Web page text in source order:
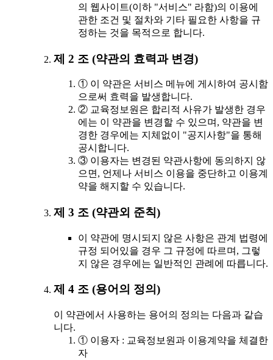
의 웹사이트(이하 "서비스" 라함)의 이용에
관한 조건 및 절차와 기타 필요한 사항을 규
정하는 것을 목적으로 합니다.
제 2 조 (약관의 효력과 변경)
① 이 약관은 서비스 메뉴에 게시하여 공시함
으로써 효력을 발생합니다.
② 교육정보원은 합리적 사유가 발생한 경우
에는 이 약관을 변경할 수 있으며, 약관을 변
경한 경우에는 지체없이 "공지사항"을 통해
공시합니다.
③ 이용자는 변경된 약관사항에 동의하지 않
으면, 언제나 서비스 이용을 중단하고 이용계
약을 해지할 수 있습니다.
제 3 조 (약관외 준칙)
이 약관에 명시되지 않은 사항은 관계 법령에
규정 되어있을 경우 그 규정에 따르며, 그렇
지 않은 경우에는 일반적인 관례에 따릅니다.
제 4 조 (용어의 정의)
이 약관에서 사용하는 용어의 정의는 다음과 같습
니다.
① 이용자 : 교육정보원과 이용계약을 체결한
자